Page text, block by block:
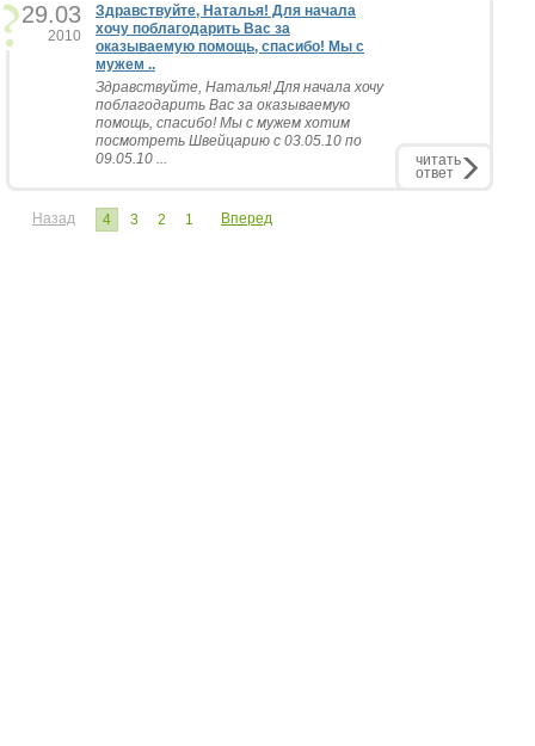
29.03
2010
Здравствуйте, Наталья! Для начала
хочу поблагодарить Вас за
оказываемую помощь, спасибо! Мы с
мужем ..
Здравствуйте, Наталья! Для начала хочу
поблагодарить Вас за оказываемую
помощь, спасибо! Мы с мужем хотим
посмотреть Швейцарию с 03.05.10 по
09.05.10 ...
читать
ответ
Назад 4 3 2 1 Вперед